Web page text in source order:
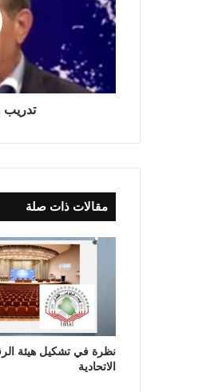
ي
ب
و
ل
ا
ح
تدريب
مقالات ذات صلة
نظرة في تشكيل هيئة
الاتحادية